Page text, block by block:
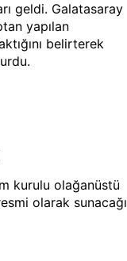
geldi. Galatasaray
yapılan
belirterek
kurulu olağanüstü
olarak sunacağı